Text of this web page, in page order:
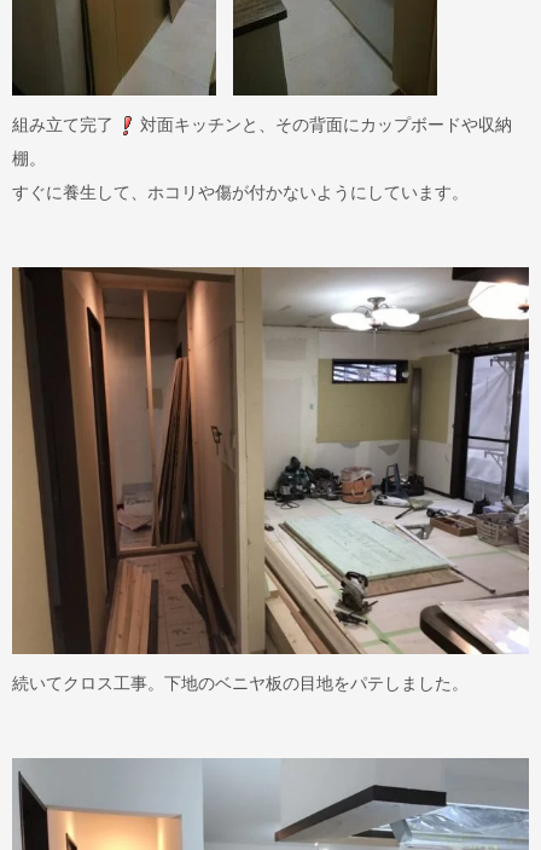
組み立て完了
対面キッチンと、その背面にカップボードや収納
棚。
すぐに養生して、ホコリや傷が付かないようにしています。
続いてクロス工事。下地のベニヤ板の目地をパテしました。